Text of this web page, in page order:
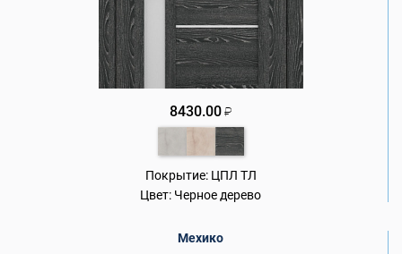
8430.00 ₽
Покрытие: ЦПЛ ТЛ
Цвет: Черное дерево
Мехико